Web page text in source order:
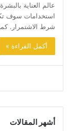
استخدامات سوف
شرط الاشتمرار.
أكمل القراءة »
أشهر المقالات